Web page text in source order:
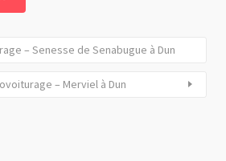
– Senesse de Senabugue à Dun
– Merviel à Dun